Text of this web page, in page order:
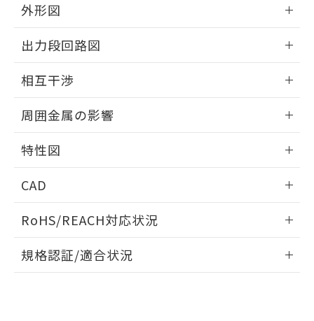
外形図
外形図
出力段回路図
出力段回路図
相互干渉
相互干渉
周囲金属の影響
周囲金属の影響
L: 0mm以上、φd: 6.5mm以上、m: 6mm以上、D: 0mm以
特性図
検出物体の大きさと材質による影響
CAD
ドすることができます。
ログイン/会員登録
RoHS/REACH対応状況
EU RoHS 注意事項・凡例
規格認証/適合状況
の共同利用に関して"
の「1.共同利
用者の範囲」に記載されている法人を
指します。
EU RoHS指令（10物質）の非含有証明書
51物質の非含有証明書（当社基準）
※本証明書は発行日時点で非含有を証明す
るもので、過去に遡って非含有を証明する
また、RoHS指令のフタル酸エステル類４
物質の対応では、対応完了までの期間は出
荷製品に未対応品が混在することから備考
既に当社にて対応品への在庫切替を完了
していることから、特段のことがない限
り、2022年1月12日より割愛しておりま